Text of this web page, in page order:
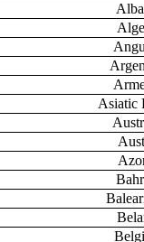
Asiatic